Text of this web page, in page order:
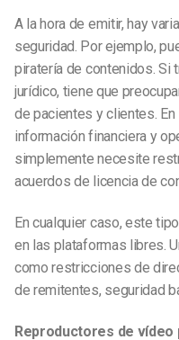
A la hora de emitir, hay
seguridad. Por ejemplo,
piratería de contenidos. Si
jurídico, tiene que
de pacientes y clientes.
información financiera y
simplemente necesite
acuerdos de licencia de
En cualquier caso, este
en las plataformas libres.
como restricciones de
de remitentes, seguridad
Reproductores de vídeo